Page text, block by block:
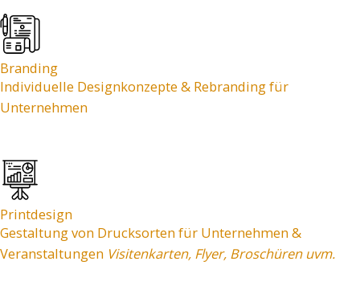
Branding
Individuelle Designkonzepte & Rebranding für
Unternehmen
Printdesign
Gestaltung von Drucksorten für Unternehmen &
Veranstaltungen Visitenkarten, Flyer, Broschüren uvm.